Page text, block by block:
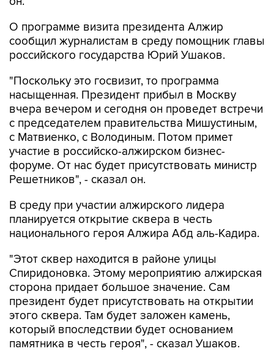
О программе визита президента Алжир
сообщил журналистам в среду помощник главы
российского государства Юрий Ушаков.
"Поскольку это госвизит, то программа
насыщенная. Президент прибыл в Москву
вчера вечером и сегодня он проведет встречи
с председателем правительства Мишустиным,
с Матвиенко, с Володиным. Потом примет
участие в российско-алжирском бизнес-
форуме. От нас будет присутствовать министр
Решетников", - сказал он.
В среду при участии алжирского лидера
планируется открытие сквера в честь
национального героя Алжира Абд аль-Кадира.
"Этот сквер находится в районе улицы
Спиридоновка. Этому мероприятию алжирская
сторона придает большое значение. Сам
президент будет присутствовать на открытии
этого сквера. Там будет заложен камень,
который впоследствии будет основанием
памятника в честь героя", - сказал Ушаков.